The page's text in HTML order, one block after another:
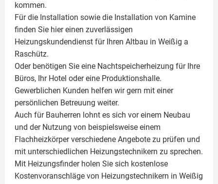
kommen.
Für die Installation sowie die Installation von Kamine
finden Sie hier einen zuverlässigen
Heizungskundendienst für Ihren Altbau in Weißig a
Raschütz.
Oder benötigen Sie eine Nachtspeicherheizung für Ihre
Büros, Ihr Hotel oder eine Produktionshalle.
Gewerblichen Kunden helfen wir gern mit einer
persönlichen Betreuung weiter.
Auch für Bauherren lohnt es sich vor einem Neubau
und der Nutzung von beispielsweise einem
Flachheizkörperverschiedene Angebote zu prüfen und
mit unterschiedlichen Heizungstechnikern zu sprechen.
Mit Heizungsfinder holen Sie sich kostenlose
Kostenvoranschläge von Heizungstechnikern in Weißig